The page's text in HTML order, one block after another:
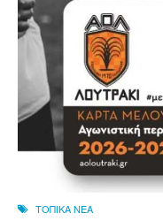
ΤΟΠΙΚΑ ΝΕΑ